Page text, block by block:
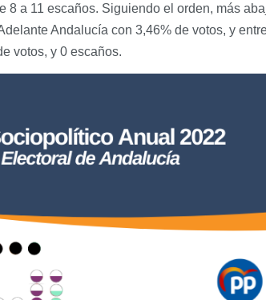
8 a 11 escaños. Siguiendo el orden, más
Andalucía con 3,46% de votos, y
votos, y 0 escaños.